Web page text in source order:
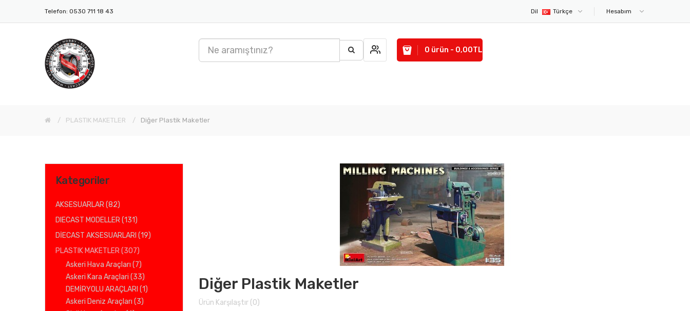
Telefon: 0530 711 18 43 Dil Türkçe Hesabım
0 ürün - 0,00TL
PLASTIK MAKETLER Diğer Plastik Maketler
Kategoriler
AKSESUARLAR (82)
DIECAST MODELLER (131)
DİECAST AKSESUARLARI (19)
PLASTIK MAKETLER (307)
Askeri Hava Araçları (7)
Askeri Kara Araçlari (33)
DEMİRYOLU ARAÇLARI (1)
Askeri Deniz Araçları (3)
Diğer Plastik Maketler
Ürün Karşılaştır (0)